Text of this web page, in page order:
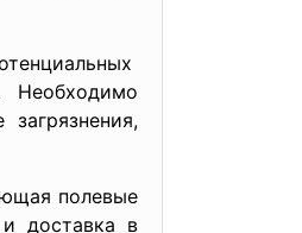
Необходимо
полевые
доставка в